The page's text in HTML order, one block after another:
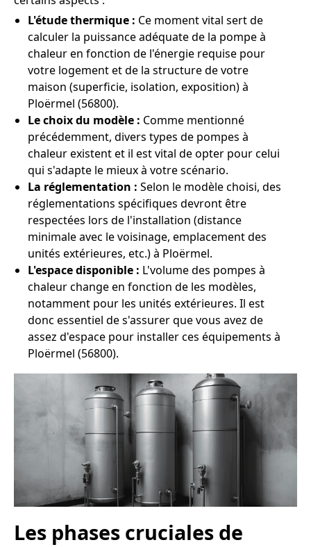
L'étude thermique : Ce moment vital sert de
calculer la puissance adéquate de la pompe à
chaleur en fonction de l'énergie requise pour
votre logement et de la structure de votre
maison (superficie, isolation, exposition) à
Ploërmel (56800).
Le choix du modèle : Comme mentionné
précédemment, divers types de pompes à
chaleur existent et il est vital de opter pour celui
qui s'adapte le mieux à votre scénario.
La réglementation : Selon le modèle choisi, des
réglementations spécifiques devront être
respectées lors de l'installation (distance
minimale avec le voisinage, emplacement des
unités extérieures, etc.) à Ploërmel.
L'espace disponible : L'volume des pompes à
chaleur change en fonction de les modèles,
notamment pour les unités extérieures. Il est
donc essentiel de s'assurer que vous avez de
assez d'espace pour installer ces équipements à
Ploërmel (56800).
Les phases cruciales de